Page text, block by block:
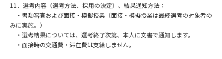
11．選考内容（選考方法、採用の決定）、結果通知方法：
・書類審査および面接・模擬授業（面接・模擬授業は最終選考の対象者の
みに実施。）
・選考結果については、選考終了次第、本人に文書で通知します。
・面接時の交通費・滞在費は支給しません。